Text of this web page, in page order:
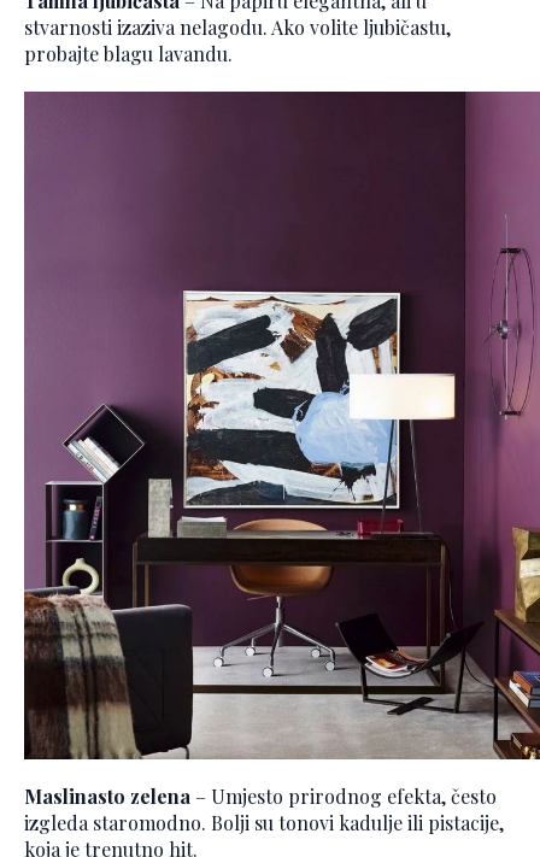
stvarnosti izaziva nelagodu. Ako volite ljubičastu,
probajte blagu lavandu.
Maslinasto zelena – Umjesto prirodnog efekta, često
izgleda staromodno. Bolji su tonovi kadulje ili pistacije,
koja je trenutno hit.